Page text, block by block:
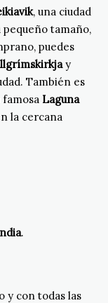
, una ciudad
pequeño tamaño,
puedes
y
También es
Laguna
la cercana
.
y con todas las